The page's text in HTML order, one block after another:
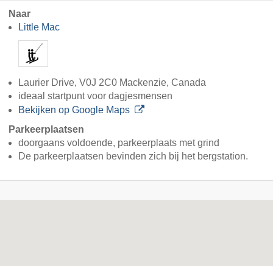
Naar
Little Mac
Laurier Drive, V0J 2C0 Mackenzie, Canada
ideaal startpunt voor dagjesmensen
Bekijken op Google Maps
Parkeerplaatsen
doorgaans voldoende, parkeerplaats met grind
De parkeerplaatsen bevinden zich bij het bergstation.